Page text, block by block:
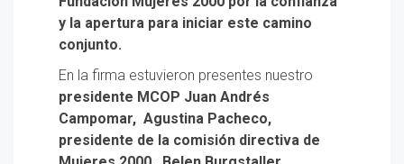
y la apertura para iniciar este camino
conjunto.
En la firma estuvieron presentes nuestro
presidente MCOP Juan Andrés
Campomar, Agustina Pacheco,
presidente de la comisión directiva de